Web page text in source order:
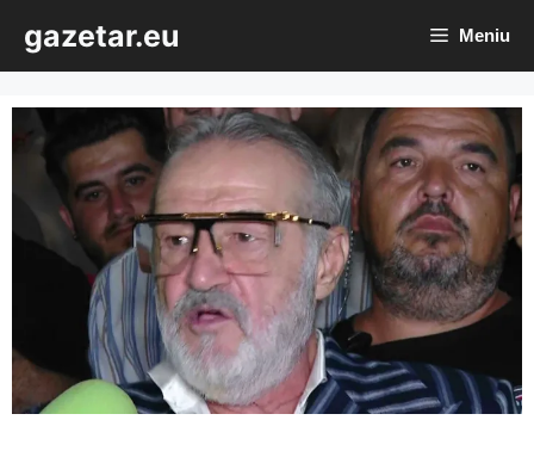
conținut
gazetar.eu Meniu